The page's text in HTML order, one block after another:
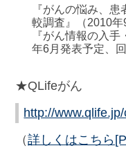
『がんの悩み、
較調査』（2010年
『がん情報の入
年6月発表予定、
★QLifeがん
http://
（詳しくはこちら